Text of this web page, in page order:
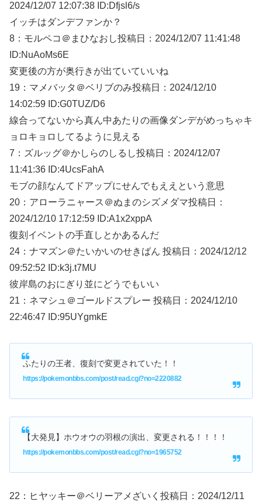
2024/12/07 12:07:38 ID:Dfjsl6/s
イッチはダンデファンか？
8： モルペコ＠まひなおし投稿日：2024/12/07 11:41:48
ID:NuAoMs6E
変更後の方が奥行きが出ていていいね
19： マメバッタ＠ベリブのみ投稿日：2024/12/10
14:02:59 ID:G0TUZ/D6
線合ってないから真ん中あたりの画像ダンデがめっちゃキ
ョロキョロしてるように見える
7： ズルッグ＠かしらのしるし投稿日：2024/12/07
11:41:36 ID:4UcsFahA
モブの顔なんてドアップにせんでもええという意思
20： アローラニャース＠ぬまのシズメダマ投稿日：
2024/12/10 17:12:59 ID:A1x2xppA
復刻イベントの手直しとかあるんだ
24： ナマズン＠たいかいのせきばん 投稿日：2024/12/12
09:52:52 ID:k3j.t7MU
彼岸島のおにぎり並にどうでもいい
21： ネマシュ＠ゴールドスプレー 投稿日：2024/12/10
22:46:47 ID:95UYgmkE
ふたりの王者、復刻で変更されていた！！
https://pokemonbbs.com/post/read.cgi?no=2220882
【大発見】ホウオウの羽根の演出、変更される！！！！
https://pokemonbbs.com/post/read.cgi?no=1965752
22： ヒヤッキー＠ベリーアメざいく 投稿日：2024/12/11